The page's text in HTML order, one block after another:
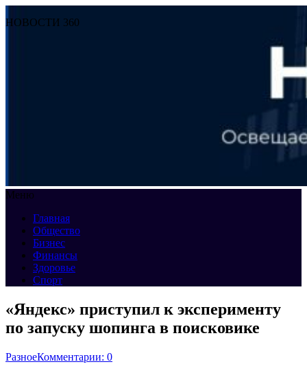
НОВОСТИ 360
Меню
Главная
Общество
Бизнес
Финансы
Здоровье
Спорт
«Яндекс» приступил к эксперименту
по запуску шопинга в поисковике
РазноеКомментарии: 0